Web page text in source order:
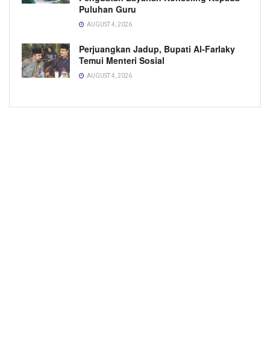
Puluhan Guru
AUGUST 4, 2026
Perjuangkan Jadup, Bupati Al-Farlaky
Temui Menteri Sosial
AUGUST 4, 2026